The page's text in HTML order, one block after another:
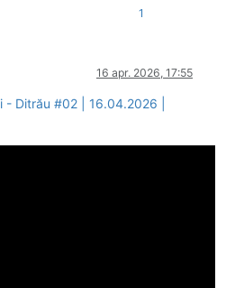
1
16 apr. 2026, 17:55
- Ditrău #02 | 16.04.2026 |